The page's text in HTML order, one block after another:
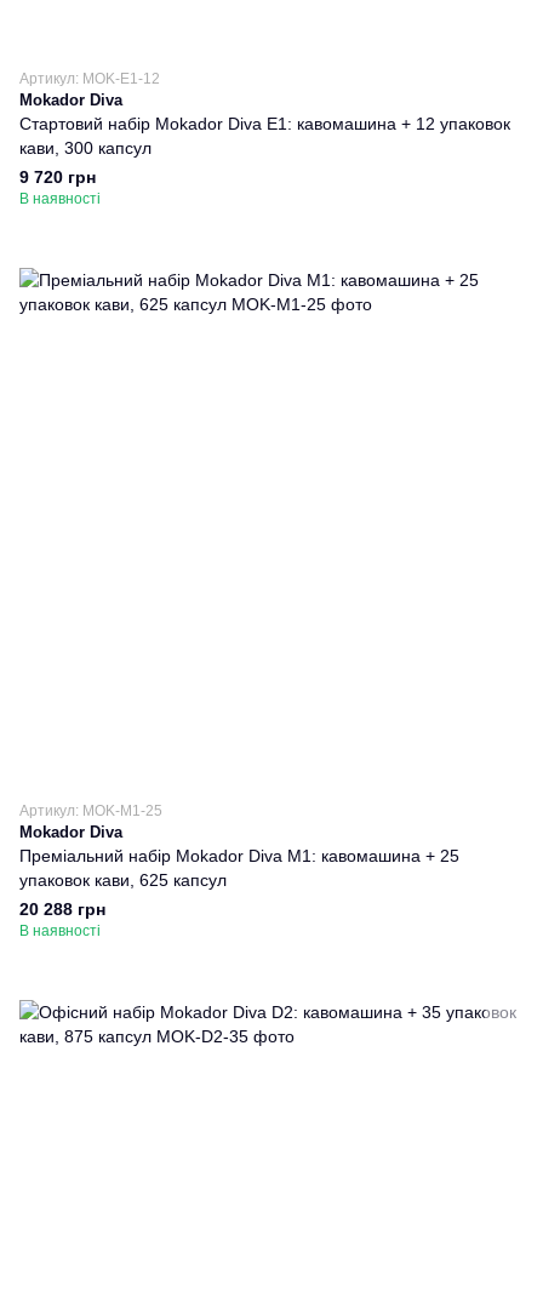
Артикул: MOK-E1-12
Mokador Diva
Стартовий набір Mokador Diva E1: кавомашина + 12 упаковок
кави, 300 капсул
9 720 грн
В наявності
Артикул: MOK-M1-25
Mokador Diva
Преміальний набір Mokador Diva M1: кавомашина + 25
упаковок кави, 625 капсул
20 288 грн
В наявності